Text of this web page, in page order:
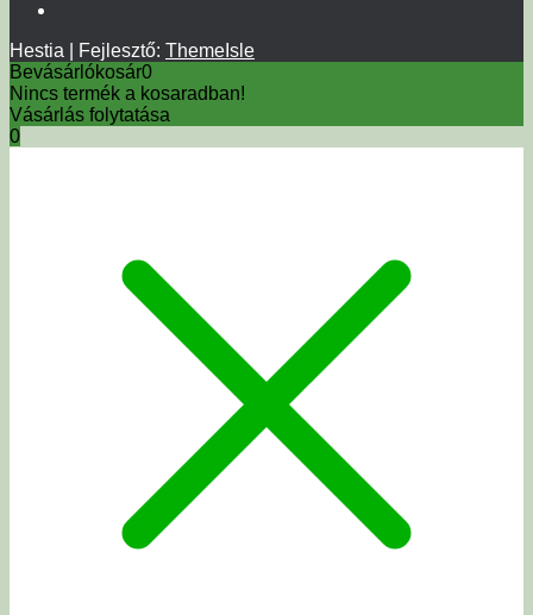
Hestia | Fejlesztő: ThemeIsle
Bevásárlókosár0
Nincs termék a kosaradban!
Vásárlás folytatása
0